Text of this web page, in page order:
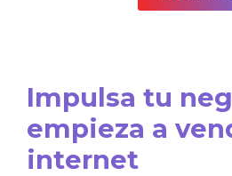
Impulsa tu
empieza a
internet